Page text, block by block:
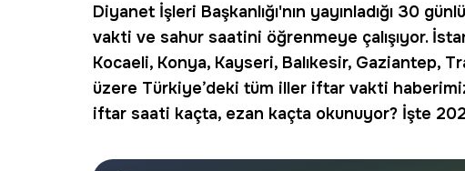
Diyanet İşleri Başkanlığı'nın yayınladığı 30
vakti ve sahur saatini öğrenmeye çalışıyor.
Kocaeli, Konya, Kayseri, Balıkesir, Gaziantep,
üzere Türkiye’deki tüm iller iftar vakti
iftar saati kaçta, ezan kaçta okunuyor? İşte